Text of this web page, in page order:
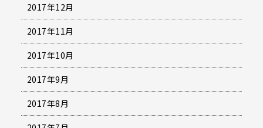
2017年12月
2017年11月
2017年10月
2017年9月
2017年8月